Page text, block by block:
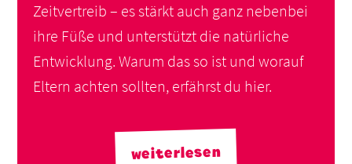
Zeitvertreib – es stärkt auch ganz nebenbei
ihre Füße und unterstützt die natürliche
Entwicklung. Warum das so ist und worauf
Eltern achten sollten, erfährst du hier.
weiterlesen